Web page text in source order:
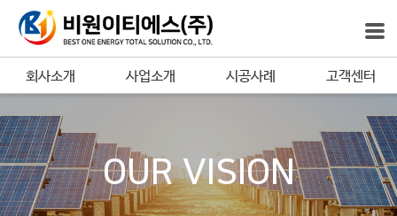
회사소개 사업소개 시공사례 고객센터
OUR VISION